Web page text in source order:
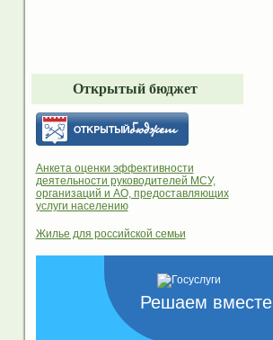
Открытый бюджет
Анкета оценки эффективности
деятельности руководителей МСУ,
организаций и АО, предоставляющих
услуги населению
Жилье для российской семьи
Решаем вместе